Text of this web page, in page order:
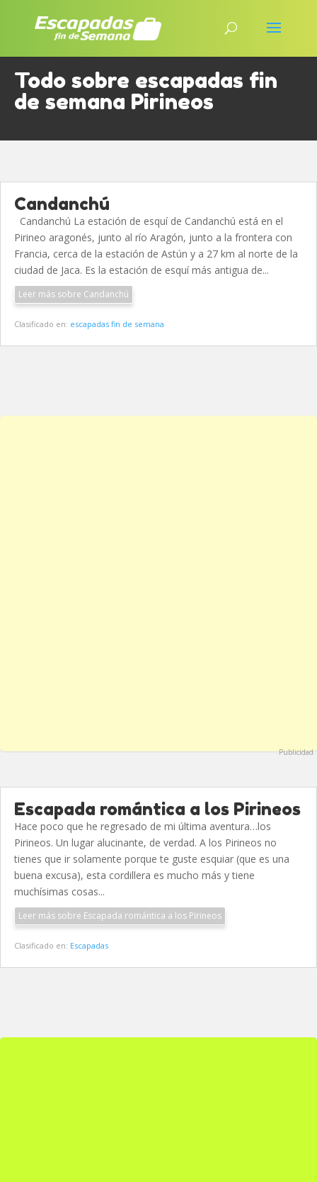
Todo sobre escapadas fin
de semana Pirineos
Candanchú
Candanchú La estación de esquí de Candanchú está en el
Pirineo aragonés, junto al río Aragón, junto a la frontera con
Francia, cerca de la estación de Astún y a 27 km al norte de la
ciudad de Jaca. Es la estación de esquí más antigua de...
Leer más sobre Candanchú
Clasificado en: escapadas fin de semana
Publicidad
Escapada romántica a los Pirineos
Hace poco que he regresado de mi última aventura…los
Pirineos. Un lugar alucinante, de verdad. A los Pirineos no
tienes que ir solamente porque te guste esquiar (que es una
buena excusa), esta cordillera es mucho más y tiene
muchísimas cosas...
Leer más sobre Escapada romántica a los Pirineos
Clasificado en: Escapadas